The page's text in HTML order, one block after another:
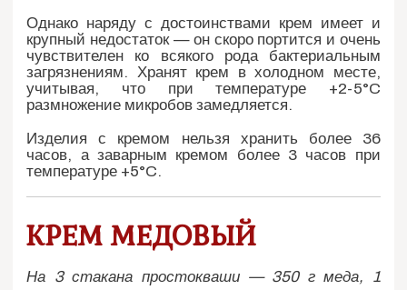
Однако наряду с достоинствами крем имеет и
крупный недостаток — он скоро портится и очень
чувствителен ко всякого рода бактериальным
загрязнениям. Хранят крем в холодном месте,
учитывая, что при температуре +2-5°C
размножение микробов замедляется.
Изделия с кремом нельзя хранить более 36
часов, а заварным кремом более 3 часов при
температуре +5°C.
КРЕМ МЕДОВЫЙ
На 3 стакана простокваши — 350 г меда, 1